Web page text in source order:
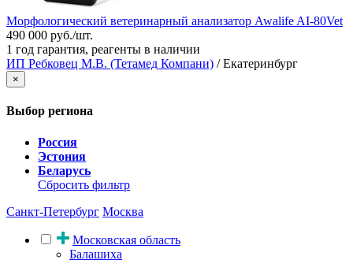
Морфологический ветеринарный анализатор Awalife AI-80Vet
490 000 руб./шт.
1 год гарантия, реагенты в наличии
ИП Ребковец М.В. (Тетамед Компани) / Екатеринбург
×
Выбор региона
Россия
Эстония
Беларусь
Сбросить фильтр
Санкт-Петербург Москва
Московская область
Балашиха